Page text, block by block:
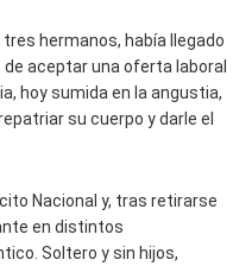
tres hermanos, había llegado
aceptar una oferta laboral
hoy sumida en la angustia,
su cuerpo y darle el
Nacional y, tras retirarse
en distintos
Soltero y sin hijos,